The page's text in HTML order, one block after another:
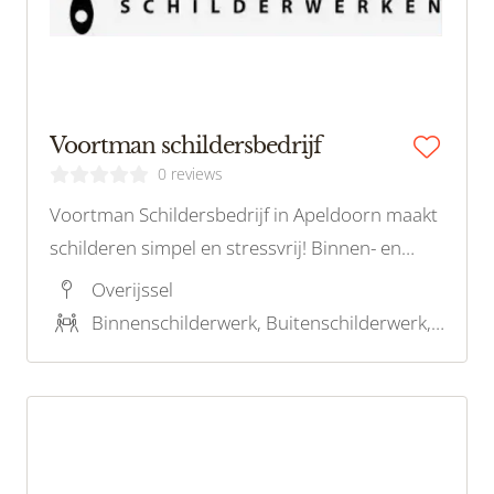
Voortman schildersbedrijf
0 reviews
Voortman Schildersbedrijf in Apeldoorn maakt
schilderen simpel en stressvrij! Binnen- en
buitenschilderwerk, opfrissen van oude huizen
en kleuradvies, wij staan voor je klaar!
Overijssel
Binnenschilderwerk, Buitenschilderwerk, Stucwerk, Onderhoudsschilderwerk, Behangwerk, Houtrotreparatie, Kleuradvies